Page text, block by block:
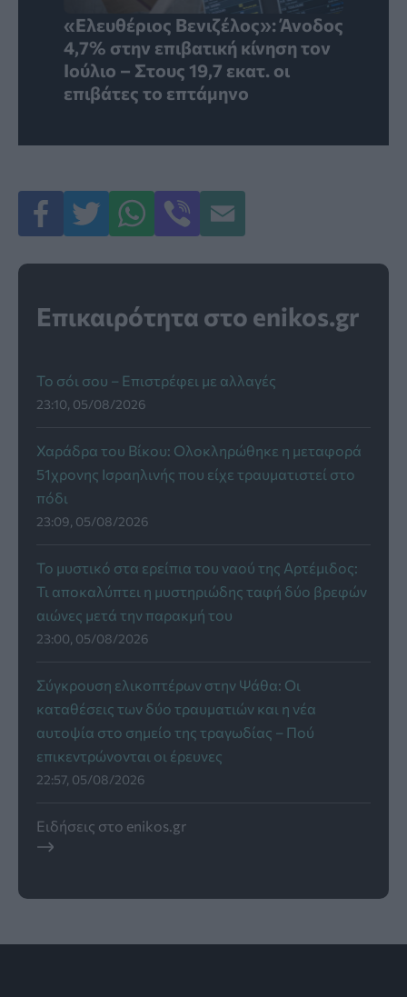
«Ελευθέριος Βενιζέλος»: Άνοδος
4,7% στην επιβατική κίνηση τον
Ιούλιο – Στους 19,7 εκατ. οι
επιβάτες το επτάμηνο
Επικαιρότητα στο enikos.gr
Το σόι σου – Επιστρέφει με αλλαγές
23:10, 05/08/2026
Χαράδρα του Βίκου: Ολοκληρώθηκε η μεταφορά
51χρονης Ισραηλινής που είχε τραυματιστεί στο
πόδι
23:09, 05/08/2026
Το μυστικό στα ερείπια του ναού της Αρτέμιδος:
Τι αποκαλύπτει η μυστηριώδης ταφή δύο βρεφών
αιώνες μετά την παρακμή του
23:00, 05/08/2026
Σύγκρουση ελικοπτέρων στην Ψάθα: Οι
καταθέσεις των δύο τραυματιών και η νέα
αυτοψία στο σημείο της τραγωδίας – Πού
επικεντρώνονται οι έρευνες
22:57, 05/08/2026
Ειδήσεις στο enikos.gr